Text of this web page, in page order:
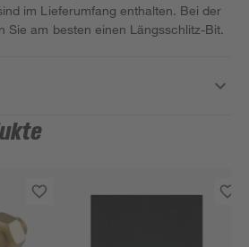
im Lieferumfang enthalten. Bei der
Sie am besten einen Längsschlitz-Bit.